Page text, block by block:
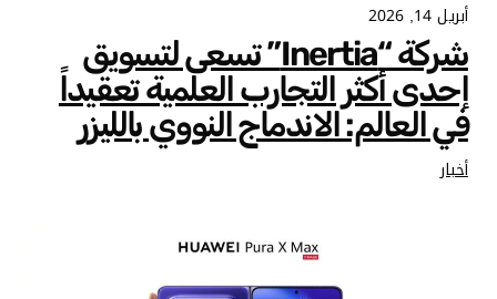
أبريل 14, 2026
شركة “Inertia” تسعى لتسويق
إحدى أكثر التجارب العلمية تعقيداً
في العالم: الاندماج النووي بالليزر
أخبار